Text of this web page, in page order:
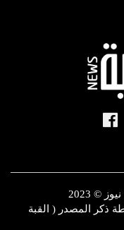
© 2023
ذكر المصدر ( القبة